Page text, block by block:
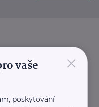
×
vaše
poskytování